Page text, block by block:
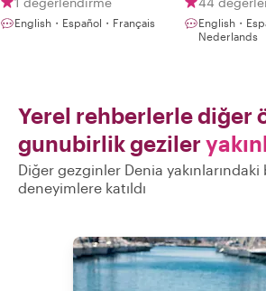
English・Español・Français
English・
Nederlands
Yerel rehberlerle diğer
gunubirlik geziler
Diğer gezginler Denia yakınlarındaki
deneyimlere katıldı